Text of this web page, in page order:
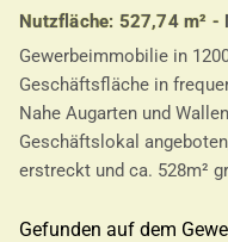
Nutzfläche: 527,74 m²
Gewerbeimmobilie in
Geschäftsfläche in
Nahe Augarten und
Geschäftslokal
erstreckt und ca. 528m²
Gefunden auf dem